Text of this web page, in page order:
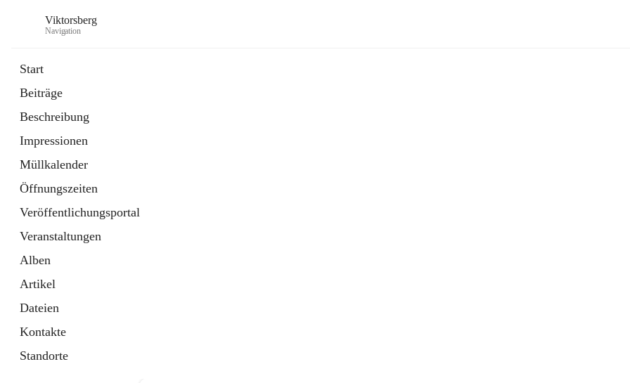
Viktorsberg
Navigation
Start
Beiträge
Beschreibung
Impressionen
Müllkalender
Öffnungszeiten
Veröffentlichungsportal
Veranstaltungen
Alben
Artikel
Dateien
Kontakte
Standorte